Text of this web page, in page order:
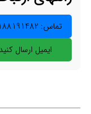
تماس: 02188191482
ایمیل ارسال کنید